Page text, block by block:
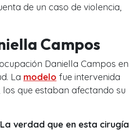
de un caso de violencia,
Campos
Daniella Campos en
La modelo fue intervenida
que estaban afectando su
verdad que en esta cirugía